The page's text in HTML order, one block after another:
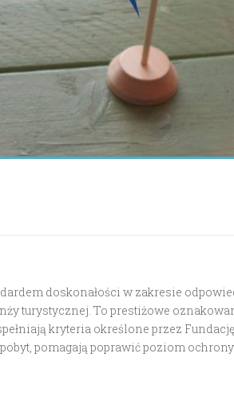
doskonałości w zakresie
turystycznej. To prestiżowe
kryteria określone przez
pomagają poprawić poziom